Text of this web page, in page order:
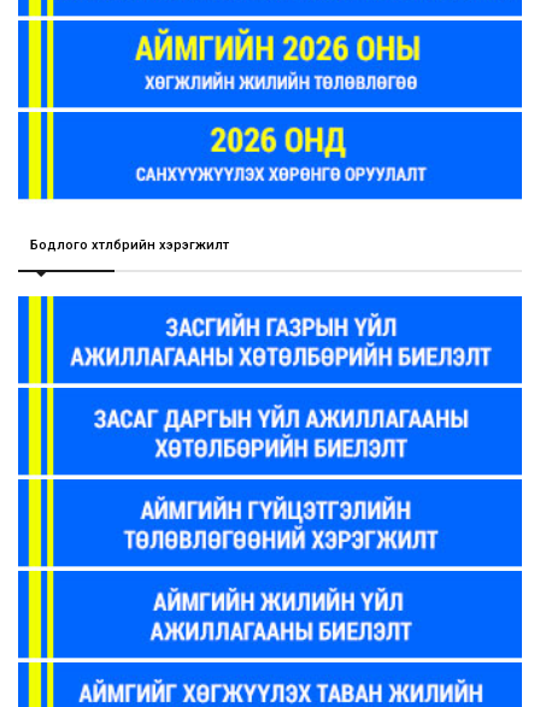
Бодлого хөтөлбөрийн хэрэгжилт